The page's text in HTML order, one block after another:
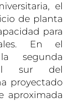
el
de planta
para
En el
segunda
al sur del
proyectado
aproximada